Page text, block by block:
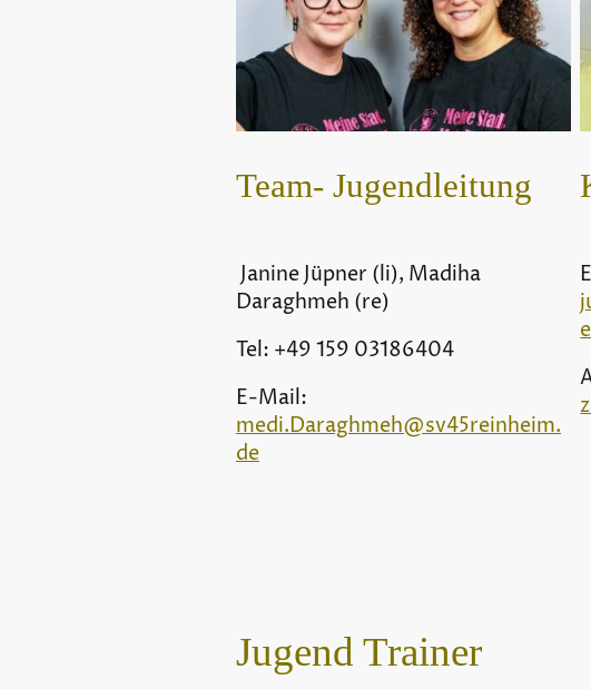
Team- Jugendleitung
Janine Jüpner (li), Madiha
Daraghmeh (re)
Tel: +49 159 03186404
E-Mail:
medi.Daraghmeh@sv45reinheim.
de
Jugend Trainer